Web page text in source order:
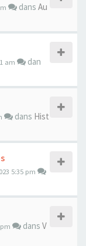
dans Au
am
dan
dans Hist
5:35 pm
dans V